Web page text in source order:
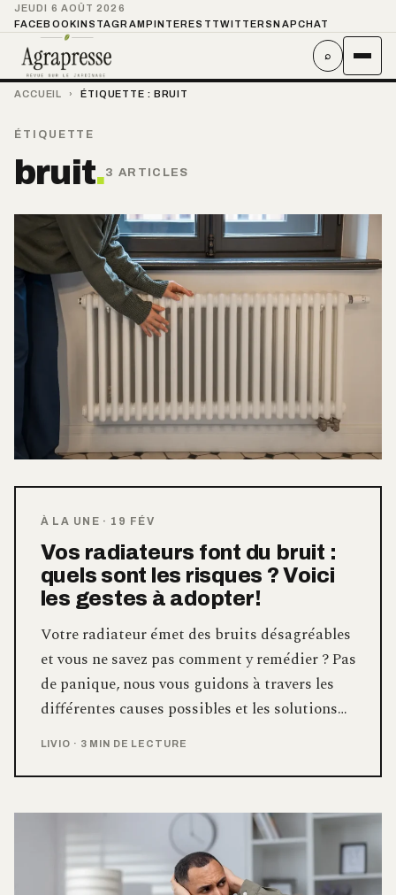
JEUDI 6 AOÛT 2026
FACEBOOKINSTAGRAMPINTEREST TWITTER SNAPCHAT
⌕
ACCUEIL › ÉTIQUETTE : BRUIT
ÉTIQUETTE
bruit.3 ARTICLES
À LA UNE · 19 FÉV
Vos radiateurs font du bruit :
quels sont les risques ? Voici
les gestes à adopter!
Votre radiateur émet des bruits désagréables
et vous ne savez pas comment y remédier ? Pas
de panique, nous vous guidons à travers les
différentes causes possibles et les solutions…
LIVIO · 3 MIN DE LECTURE